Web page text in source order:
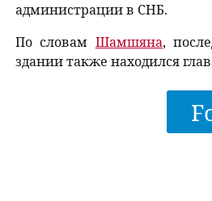
администрации в СНБ.
По словам Шамшяна,
здании также находился